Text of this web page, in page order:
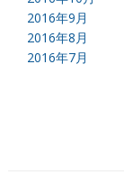
2016年9月
2016年8月
2016年7月